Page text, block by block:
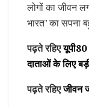
लोगों का जीवन
भारत’ का सपना
पढ़ते रहिए
दाताओं के लिए
पढ़ते रहिएजीवन